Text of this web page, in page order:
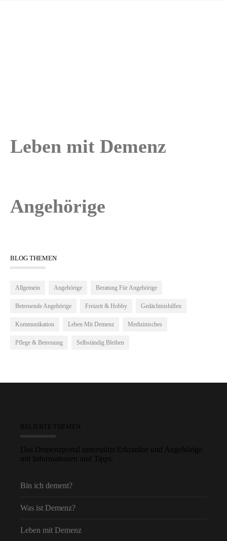
Leben mit Demenz
Angehörige
BLOG THEMEN
Allgemein Angehörige Beratung Für Angehörige
Betreuende Angehörige Freizeit & Hobby Gedächtnishilfen
Kommunikation Leben Mit Demenz Medizinisches
Pflege & Betreuung Selbständig Bleiben
BELIEBTE THEMEN
Das Demenzportal unterstützt Erkrankte und Angehörige
mit Informationen und Tipps.
Bin ich dement?
Was ist Demenz?
Leben mit Demenz